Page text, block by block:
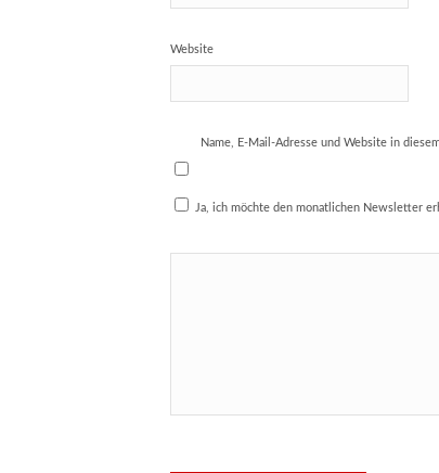
Website
Name, E-Mail-Adresse und Website in
Ja, ich möchte den monatlichen Newsletter